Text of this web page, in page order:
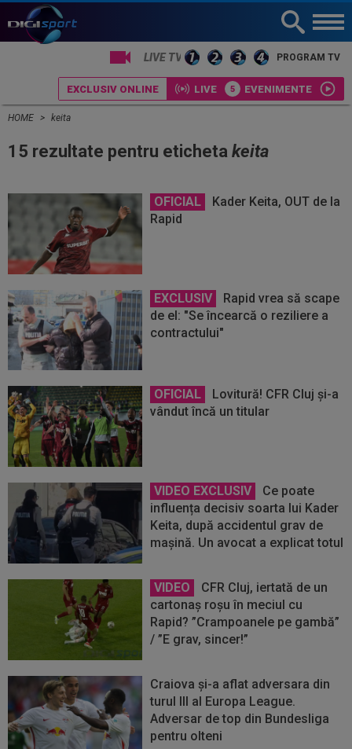
PROGRAM TV
EXCLUSIV ONLINE LIVE EVENIMENTE
HOME keita
15 rezultate pentru eticheta keita
OFICIAL
Kader Keita, OUT de la
Rapid
EXCLUSIV
Rapid vrea să scape
de el: "Se încearcă o reziliere a
contractului"
OFICIAL
Lovitură! CFR Cluj și-a
vândut încă un titular
VIDEO EXCLUSIV
Ce poate
influența decisiv soarta lui Kader
Keita, după accidentul grav de
mașină. Un avocat a explicat totul
VIDEO
CFR Cluj, iertată de un
cartonaș roșu în meciul cu
Rapid? ”Crampoanele pe gambă”
/ ”E grav, sincer!”
Craiova și-a aflat adversara din
turul III al Europa League.
Adversar de top din Bundesliga
pentru olteni